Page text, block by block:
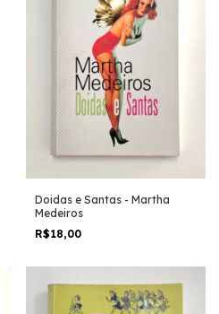
Doidas e Santas - Martha
Medeiros
R$18,00